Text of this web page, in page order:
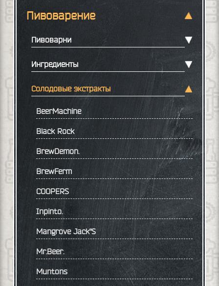
Пивоварение
Пивоварни
Ингредиенты
Солодовые экстракты
BeerMachine
Black Rock
BrewDemon.
BrewFerm
COOPERS
Inpinto.
Mangrove Jack"S
Mr.Beer.
Muntons